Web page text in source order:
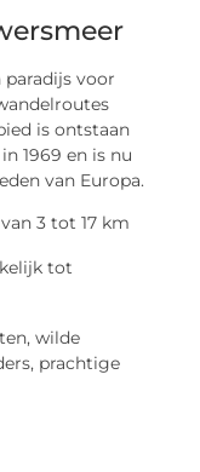
paradijs voor
is ontstaan
1969 en is nu
van Europa.
3 tot 17 km
tot
wilde
prachtige